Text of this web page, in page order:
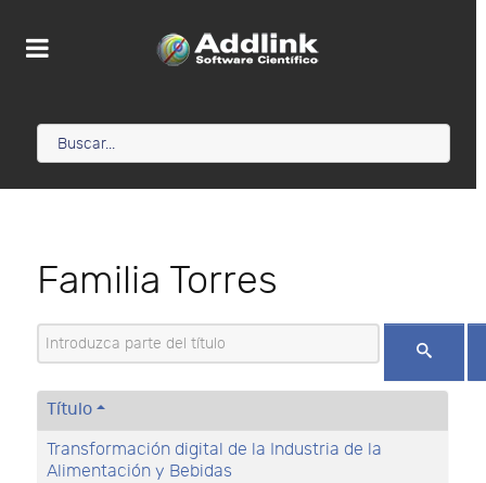
Familia Torres
Introduzca parte del título
Título
Transformación digital de la Industria de la
Alimentación y Bebidas